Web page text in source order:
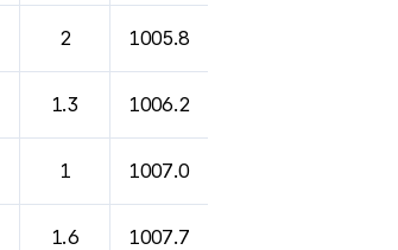
2 1005.8
1.3 1006.2
1 1007.0
1.6 1007.7